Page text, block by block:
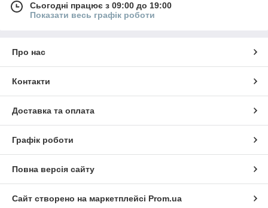
Сьогодні працює з 09:00 до 19:00
Показати весь графік роботи
Про нас
Контакти
Доставка та оплата
Графік роботи
Повна версія сайту
Сайт створено на маркетплейсі Prom.ua